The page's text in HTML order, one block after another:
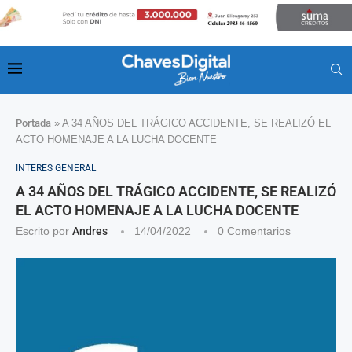
Portada » A 34 AÑOS DEL TRÁGICO ACCIDENTE, SE REALIZÓ EL
ACTO HOMENAJE A LA LUCHA DOCENTE
INTERES GENERAL
A 34 AÑOS DEL TRÁGICO ACCIDENTE, SE REALIZÓ
EL ACTO HOMENAJE A LA LUCHA DOCENTE
Escrito por Andres 14/04/2022 0 Comentarios